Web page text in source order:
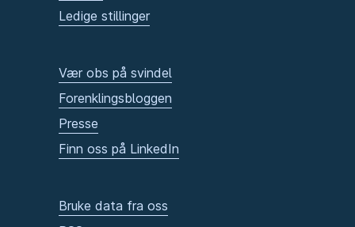
Ledige stillinger
Vær obs på svindel
Forenklingsbloggen
Presse
Finn oss på LinkedIn
Bruke data fra oss